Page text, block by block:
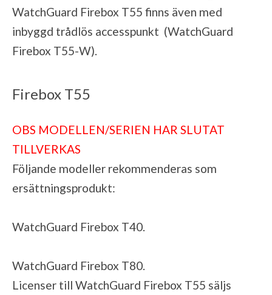
WatchGuard Firebox T55 finns även med
inbyggd trådlös accesspunkt (WatchGuard
Firebox T55-W).
Firebox T55
OBS MODELLEN/SERIEN HAR SLUTAT
TILLVERKAS
Följande modeller rekommenderas som
ersättningsprodukt:
WatchGuard Firebox T40.
WatchGuard Firebox T80.
Licenser till WatchGuard Firebox T55 säljs